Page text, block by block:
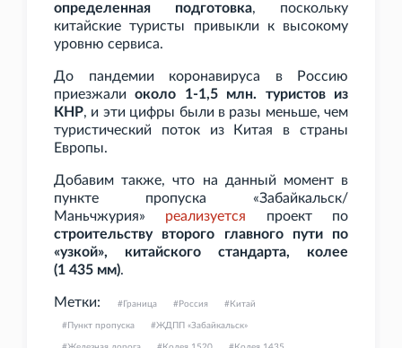
определенная подготовка, поскольку
китайские туристы привыкли к высокому
уровню сервиса.
До пандемии коронавируса в Россию
приезжалиоколо 1-1,5
млн. туристов из
КНР, и эти цифры были в разы меньше, чем
туристический поток из Китая в страны
Европы.
Добавим также, что на данный момент в
пункте пропуска «Забайкальск/
Маньчжурия» реализуется проект по
строительству второго главного пути по
«узкой», китайского стандарта, колее
(1 435 мм).
Метки: Граница Россия Китай
Пункт пропуска ЖДПП «Забайкальск»